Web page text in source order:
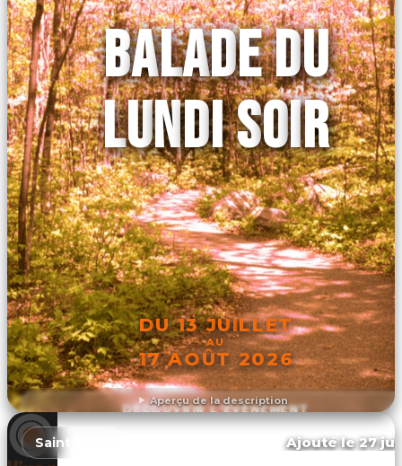
Aperçu de la description
BALADE DU
LUNDI SOIR
DU 13 JUILLET
AU
17 AOÛT 2026
DÉCOUVRIR L'ÉVÉNEMENT
Saint-pabu Ajouté le 27